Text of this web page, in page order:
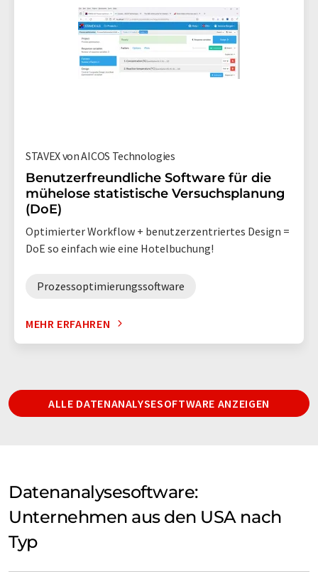
STAVEX von AICOS Technologies
Benutzerfreundliche Software für die
mühelose statistische Versuchsplanung
(DoE)
Optimierter Workflow + benutzerzentriertes Design =
DoE so einfach wie eine Hotelbuchung!
Prozessoptimierungssoftware
MEHR ERFAHREN
ALLE DATENANALYSESOFTWARE ANZEIGEN
Datenanalysesoftware:
Unternehmen aus den USA nach
Typ